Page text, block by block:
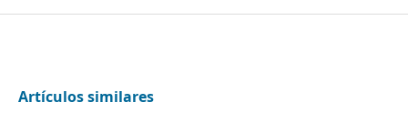
Artículos similares